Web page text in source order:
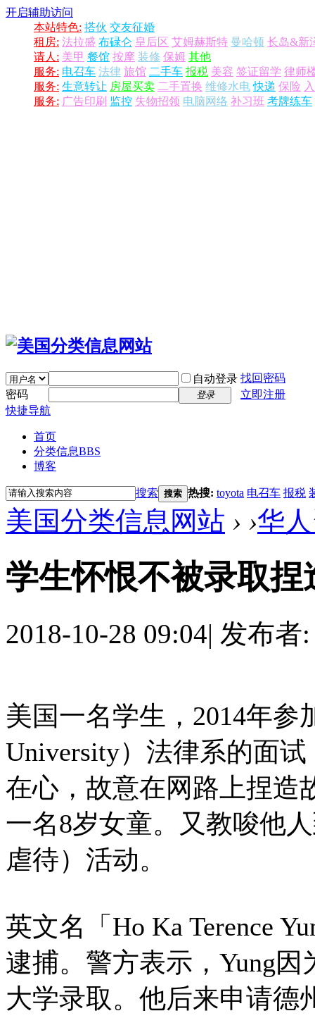
开启辅助访问
本站特色: 搭伙 交友征婚
租房: 法拉盛 布碌仑 皇后区 艾姆赫斯特 曼哈顿 长岛&新
请人: 美甲 餐馆 按摩 装修 保姆 其他
服务: 电召车 法律 旅馆 二手车 报税 美容 签证留学 律师
服务: 生意转让 房屋买卖 二手置换 维修水电 快递 保险
服务: 广告印刷 监控 失物招领 电脑网络 补习班 考牌练车
自动登录 找回密码
密码
登录
立即注册
快捷导航
首页
分类信息BBS
博客
搜索 搜索 热搜: toyota 电召车 报税
美国分类信息网站 › ›华
学生怀恨不被录取
2018-10-28 09:04| 发布者
美国一名学生，2014年参
University）法律系的面
在心，故意在网路上捏造
一名8岁女童。又教唆他
虐待）活动。
英文名「Ho Ka Terence
逮捕。警方表示，Yung
大学录取。他后来申请德